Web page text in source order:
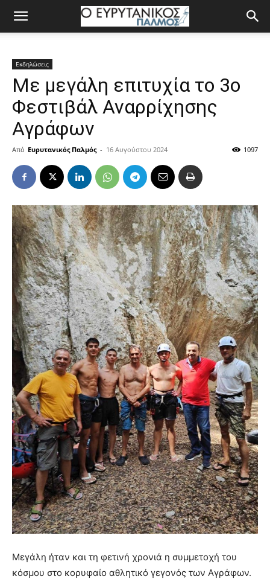
Εκδηλώσεις
Με μεγάλη επιτυχία το 3ο
Φεστιβάλ Αναρρίχησης
Αγράφων
Από Ευρυτανικός Παλμός - 16 Αυγούστου 2024 1097
Μεγάλη ήταν και τη φετινή χρονιά η συμμετοχή του
κόσμου στο κορυφαίο αθλητικό γεγονός των Αγράφων.